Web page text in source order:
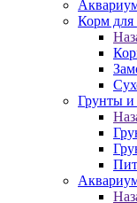
Корм
Грунты и